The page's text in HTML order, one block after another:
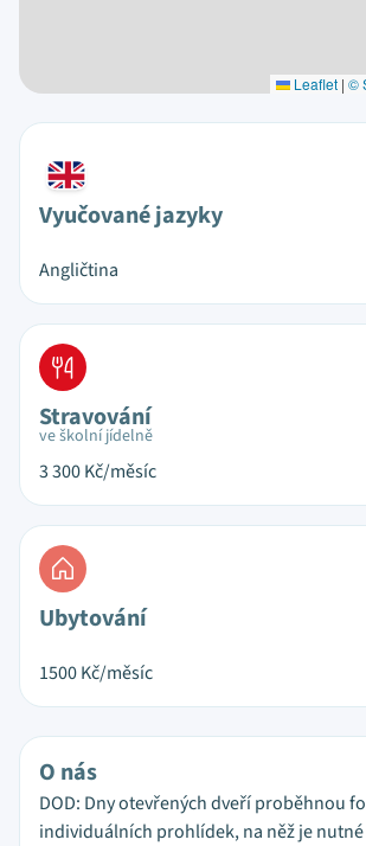
Leaflet | ©
Vyučované jazyky
Angličtina
Stravování
ve školní jídelně
3 300Kč/měsíc
Ubytování
1500Kč/měsíc
O nás
DOD: Dny otevřených dveří proběhnou
individuálních prohlídek, na něž je